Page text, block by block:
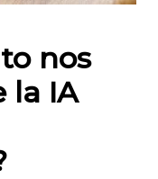
nos
la IA